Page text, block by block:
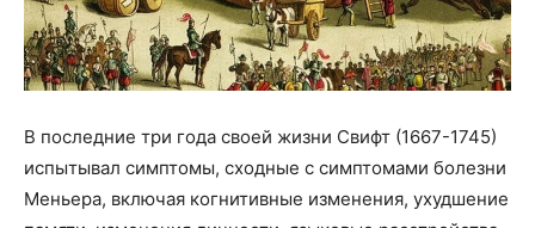
В последние три года своей жизни Свифт (1667-1745)
испытывал симптомы, сходные с симптомами болезни
Меньера, включая когнитивные изменения, ухудшение